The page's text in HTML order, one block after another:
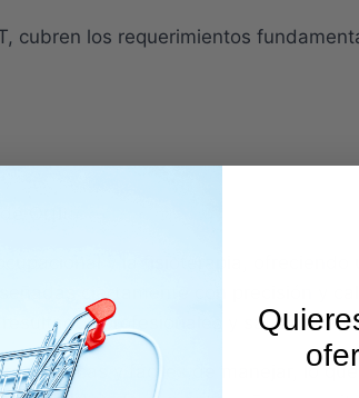
cubren los requerimientos
Orfit:
y la fisioterapia,
ciertamente con precisión y
profesionales y
y fáciles de manejar, lo